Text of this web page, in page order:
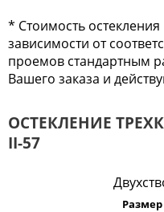
* Стоимость
зависимости от
проемов стандартным
Вашего заказа и
ОСТЕКЛЕНИЕ
II-57
Размер